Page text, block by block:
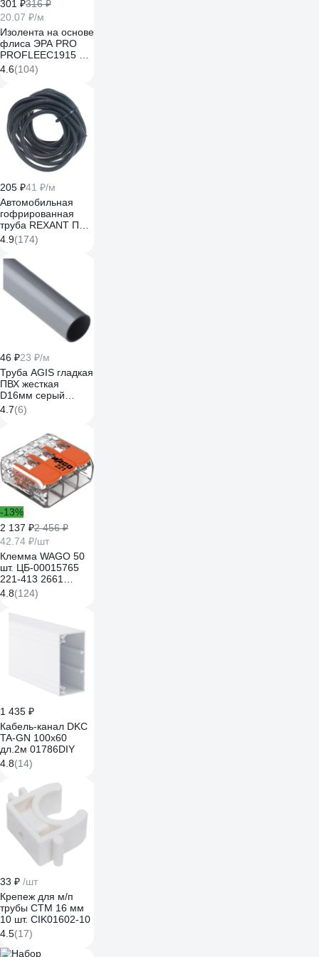
301 ₽316 ₽
20.07 ₽/м
Изолента на основе
флиса ЭРА PRO
PROFLEEC1915 19
мм, 15 м, 0,3 мм,
черная Б0057181
4.6(104)
205 ₽41 ₽/м
Автомобильная
гофрированная
труба REXANT ПП,
6,8 мм, разрезная,
бухта 5 м/уп. 15-
0705
4.9(174)
46 ₽23 ₽/м
Труба AGIS гладкая
ПВХ жесткая
D16мм серый
Profile 2 м
70.03.01.16.200
4.7(6)
-13%
2 137 ₽2 456 ₽
42.74 ₽/шт
Клемма WAGO 50
шт. ЦБ-00015765
221-413 2661
102661
4.8(124)
1 435 ₽
Кабель-канал DKC
TA-GN 100x60
дл.2м 01786DIY
4.8(14)
33 ₽ /шт
Крепеж для м/п
трубы СТМ 16 мм
10 шт. CIK01602-10
4.5(17)